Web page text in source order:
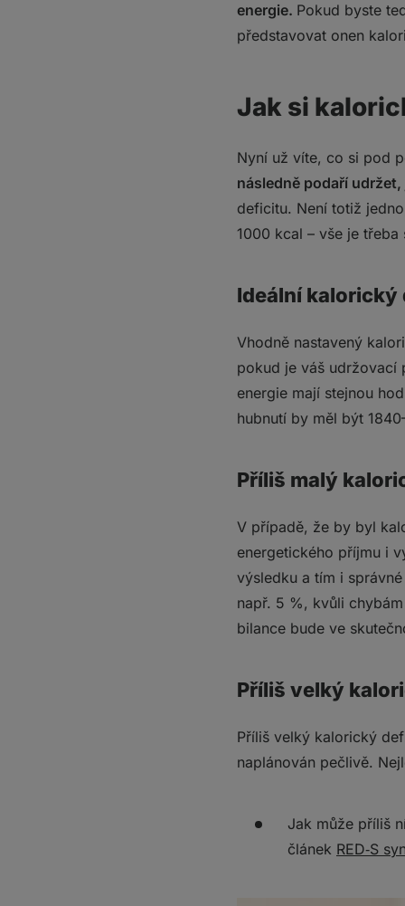
energie. Pokud byste
představovat onen
Jak si
Nyní už víte, co si pod
následně podaří
deficitu. Není totiž
1000 kcal – vše je
Ideální kalorický
Vhodně nastavený
pokud je váš udržovací
energie mají stejnou
hubnutí by měl být
Příliš malý
V případě, že by byl
energetického příjmu i
výsledku a tím i
např. 5 %, kvůli
bilance bude ve
Příliš velký
Příliš velký kalorický
naplánován pečlivě.
Jak může příliš
článek RED‑S